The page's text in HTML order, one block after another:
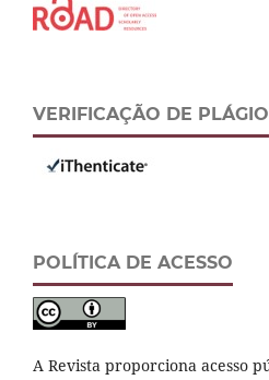
VERIFICAÇÃO DE PLÁGIO
POLÍTICA DE ACESSO
A Revista proporciona acesso